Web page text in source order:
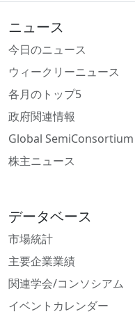
ニュース
今日のニュース
ウィークリーニュース
各月のトップ5
政府関連情報
Global SemiConsortium
株主ニュース
データベース
市場統計
主要企業業績
関連学会/コンソシアム
イベントカレンダー